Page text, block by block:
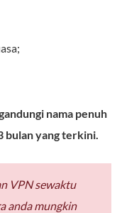
nama penuh
bulan yang terkini.
VPN sewaktu
anda mungkin